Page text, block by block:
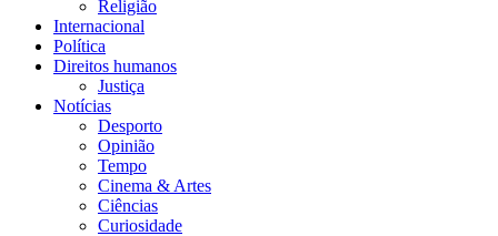
Religião
Internacional
Política
Direitos humanos
Justiça
Notícias
Desporto
Opinião
Tempo
Cinema & Artes
Ciências
Curiosidade